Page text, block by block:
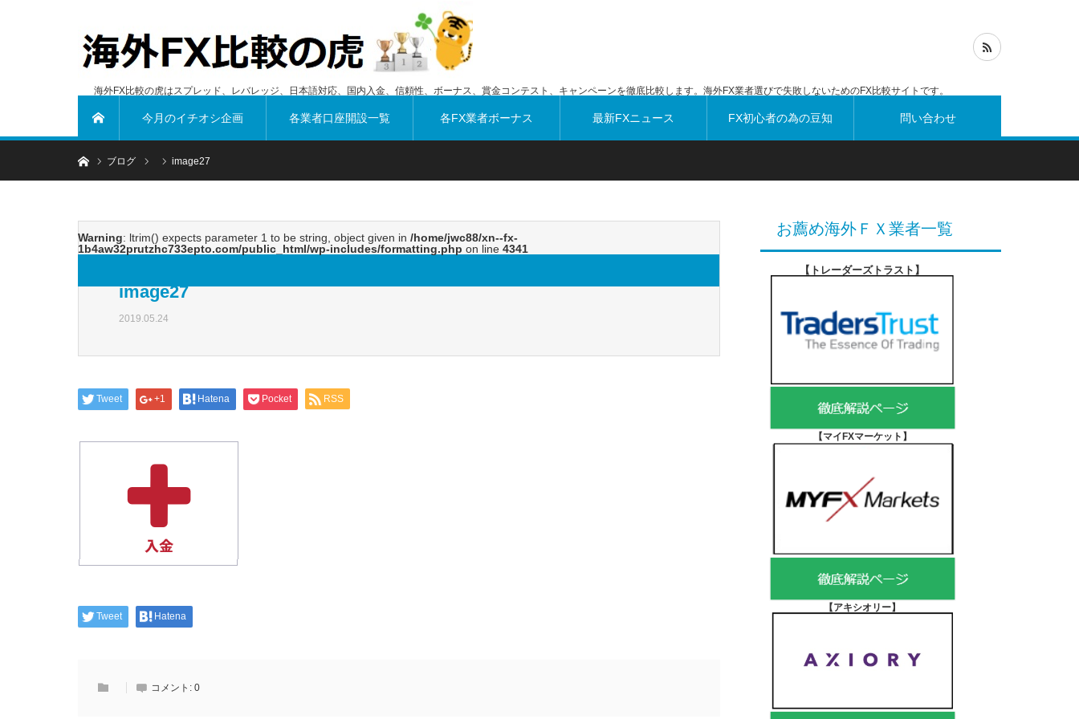
海外FX比較の虎はスプレッド、レバレッジ、日本語対応、国内入金、信頼性、ボーナス、賞金コンテスト、キャンペーンを徹底比較します。海外FX業者選びで失敗しないためのFX比較サイトです。
今月のイチオシ企画 各業者口座開設一覧 各FX業者ボーナス 最新FXニュース FX初心者の為の豆知 問い合わせ
ホームブログ image27
Warning: ltrim() expects parameter 1 to be string, object given in /home/jwc88/xn--fx-
1b4aw32prutzhc733epto.com/public_html/wp-includes/formatting.php on line 4341
image27
2019.05.24
Tweet +1 Hatena Pocket RSS
Tweet Hatena
コメント: 0
お薦め海外ＦＸ業者一覧
【トレーダーズトラスト 】
【マイFXマーケット 】
【アキシオリー】